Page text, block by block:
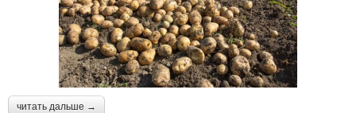
читать дальше →